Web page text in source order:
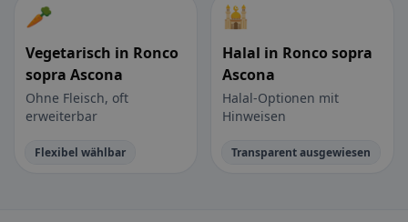
🥕
Vegetarisch in Ronco
sopra Ascona
Ohne Fleisch, oft
erweiterbar
Flexibel wählbar
🕌
Halal in Ronco sopra
Ascona
Halal-Optionen mit
Hinweisen
Transparent ausgewiesen